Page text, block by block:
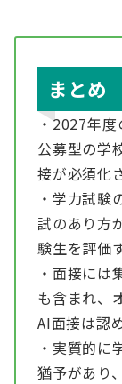
まとめ
・2027年
公募型の学
接が必須化
・学力試験
試のあり方
験生を評価
・面接には
も含まれ、
AI面接は認
・実質的に
猶予があり